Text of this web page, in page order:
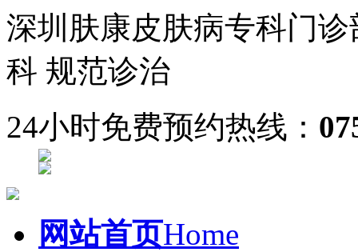
深圳肤康皮肤病专科门诊
科 规范诊治
24小时免费预约热线：
网站首页Home